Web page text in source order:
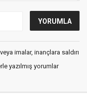
imalar, inançlara saldırı
yazılmış yorumlar